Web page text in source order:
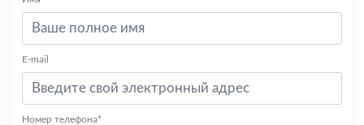
E-mail
Номер телефона*